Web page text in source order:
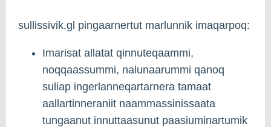
sullissivik.gl pingaarnertut marlunnik imaqarpoq:
Imarisat allatat qinnuteqaammi,
noqqaassummi, nalunaarummi qanoq
suliap ingerlanneqartarnera tamaat
aallartinneraniit naammassinissaata
tungaanut innuttaasunut paasiuminartumik